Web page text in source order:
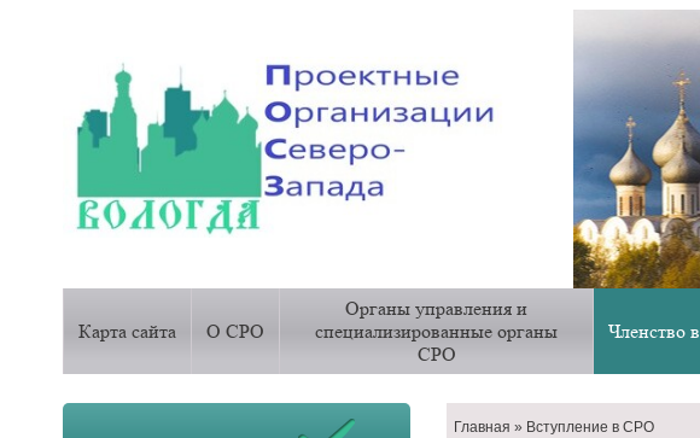
навигация
Карта сайта О СРО
Органы управления и
специализированные органы
СРО
Членство
Строка
Главная Вступление в СРО